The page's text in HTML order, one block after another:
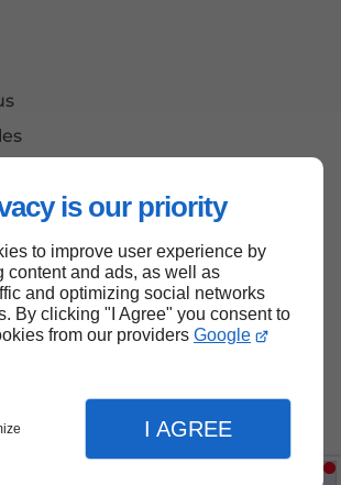
is our priority
to improve user experience by
content and ads, as well as
and optimizing social networks
By clicking "I Agree" you consent to
from our providers Google
I AGREE
Haut de page